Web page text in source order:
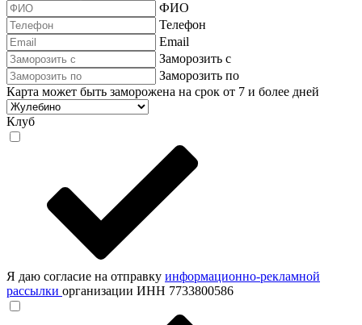
ФИО
Телефон
Email
Заморозить с
Заморозить по
Карта может быть заморожена на срок от 7 и более дней
Клуб
Я даю согласие на отправку информационно-рекламной
рассылки организации ИНН 7733800586